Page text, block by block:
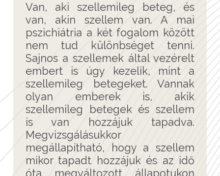
Van, aki szellemileg beteg, és
van, akin szellem van. A mai
pszichiátria a két fogalom között
nem tud különbséget tenni.
Sajnos a szellemek által vezérelt
embert is úgy kezelik, mint a
szellemileg betegeket. Vannak
olyan emberek is, akik
szellemileg betegek és szellem
is van hozzájuk tapadva.
Megvizsgálásukkor
megállapítható, hogy a szellem
mikor tapadt hozzájuk és az idő
óta megváltozott állapotukon